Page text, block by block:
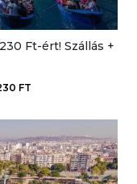
Ft-ért! Szállás +
FT